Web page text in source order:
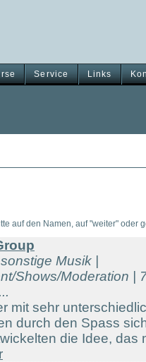
Service Links
auf den Namen, auf "weiter" oder
Musik |
Shows/Moderation |
mit sehr
durch den Spass
die Idee, das